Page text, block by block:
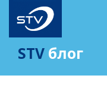
STV блог